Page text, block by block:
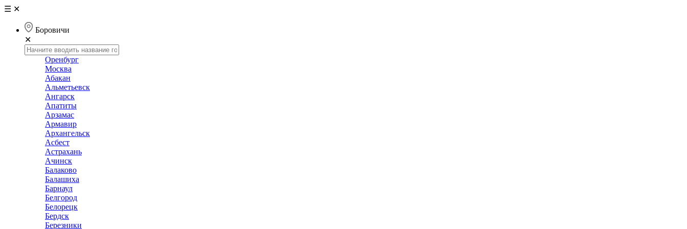
☰ ✕
Боровичи
✕
Оренбург
Москва
Абакан
Альметьевск
Ангарск
Апатиты
Арзамас
Армавир
Архангельск
Асбест
Астрахань
Ачинск
Балаково
Балашиха
Барнаул
Белгород
Белорецк
Бердск
Березники